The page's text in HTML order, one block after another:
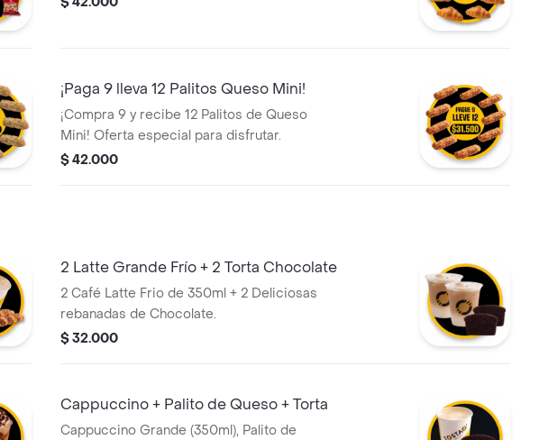
¡Paga 9 lleva 12 Palitos Queso Mini!
¡Compra 9 y recibe 12 Palitos de Queso
Mini! Oferta especial para disfrutar.
$ 42.000
2 Latte Grande Frío + 2 Torta Chocolate
2 Café Latte Frio de 350ml + 2 Deliciosas
rebanadas de Chocolate.
$ 32.000
Cappuccino + Palito de Queso + Torta
Cappuccino Grande (350ml), Palito de